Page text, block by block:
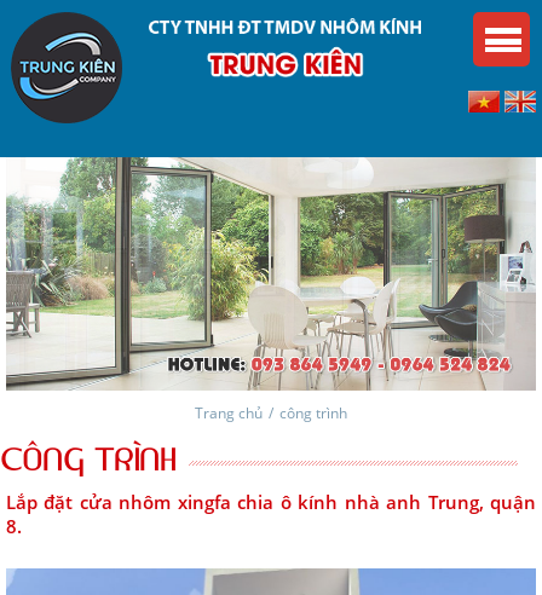
Trang chủ / công trình
CÔNG TRÌNH
Lắp đặt cửa nhôm xingfa chia ô kính nhà anh Trung, quận
8.